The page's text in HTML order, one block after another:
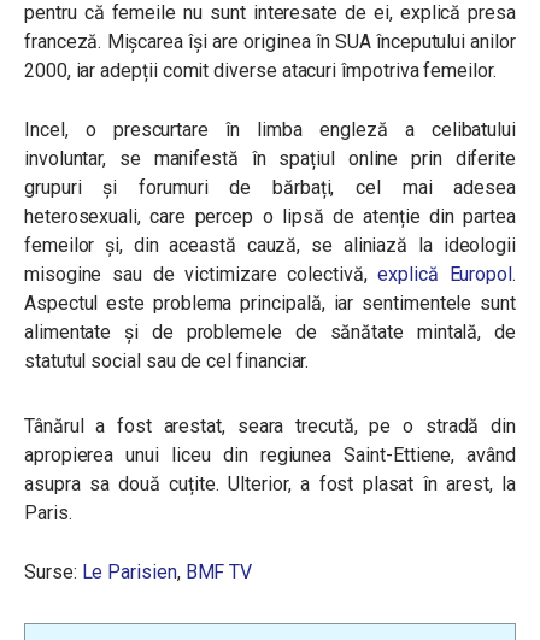
pentru că femeile nu sunt interesate de ei, explică presa
franceză. Mișcarea își are originea în SUA începutului anilor
2000, iar adepții comit diverse atacuri împotriva femeilor.
Incel, o prescurtare în limba engleză a celibatului
involuntar, se manifestă în spațiul online prin diferite
grupuri și forumuri de bărbați, cel mai adesea
heterosexuali, care percep o lipsă de atenție din partea
femeilor și, din această cauză, se aliniază la ideologii
misogine sau de victimizare colectivă,explică Europol.
Aspectul este problema principală, iar sentimentele sunt
alimentate și de problemele de sănătate mintală, de
statutul social sau de cel financiar.
Tânărul a fost arestat, seara trecută, pe o stradă din
apropierea unui liceu din regiunea Saint-Ettiene, având
asupra sa două cuțite. Ulterior, a fost plasat în arest, la
Paris.
Surse: Le Parisien, BMF TV